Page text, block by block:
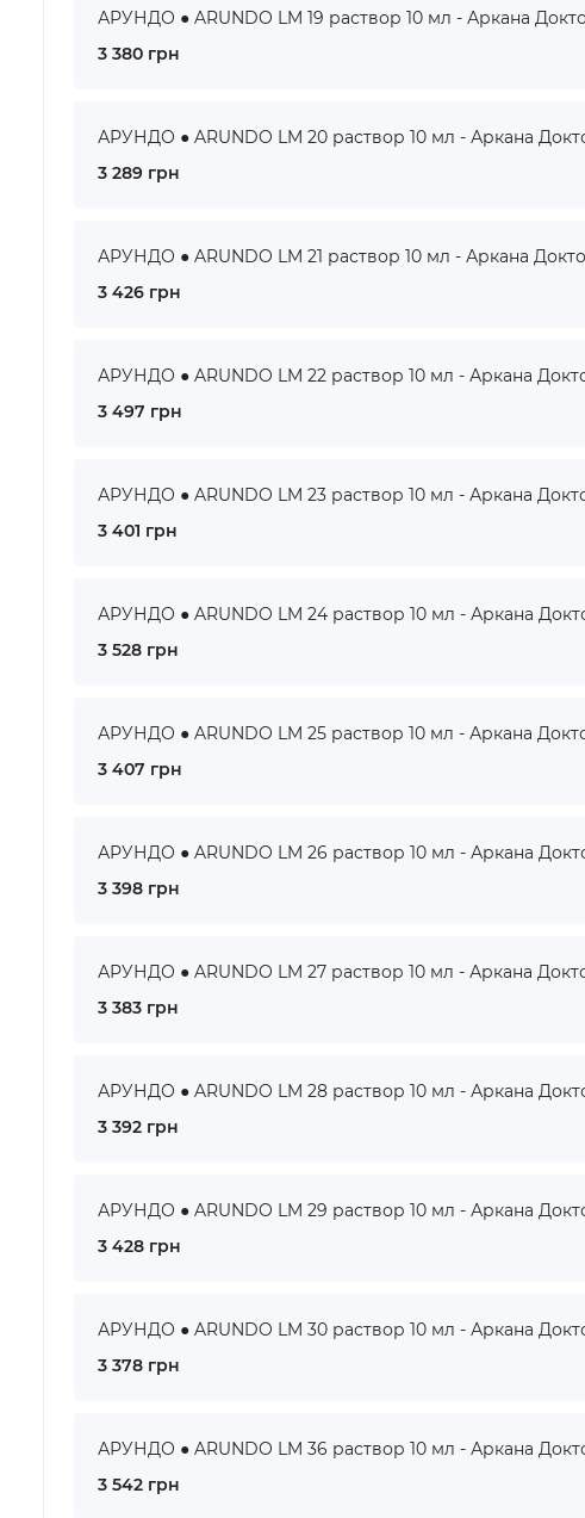
АРУНДО ● ARUNDO LM 19 раствор 10 мл - Аркана
3 380 грн
АРУНДО ● ARUNDO LM 20 раствор 10 мл - Аркана
3 289 грн
АРУНДО ● ARUNDO LM 21 раствор 10 мл - Аркана
3 426 грн
АРУНДО ● ARUNDO LM 22 раствор 10 мл - Аркана
3 497 грн
АРУНДО ● ARUNDO LM 23 раствор 10 мл - Аркана
3 401 грн
АРУНДО ● ARUNDO LM 24 раствор 10 мл - Аркана
3 528 грн
АРУНДО ● ARUNDO LM 25 раствор 10 мл - Аркана
3 407 грн
АРУНДО ● ARUNDO LM 26 раствор 10 мл - Аркана
3 398 грн
АРУНДО ● ARUNDO LM 27 раствор 10 мл - Аркана
3 383 грн
АРУНДО ● ARUNDO LM 28 раствор 10 мл - Аркана
3 392 грн
АРУНДО ● ARUNDO LM 29 раствор 10 мл - Аркана
3 428 грн
АРУНДО ● ARUNDO LM 30 раствор 10 мл - Аркана
3 378 грн
АРУНДО ● ARUNDO LM 36 раствор 10 мл - Аркана
3 542 грн